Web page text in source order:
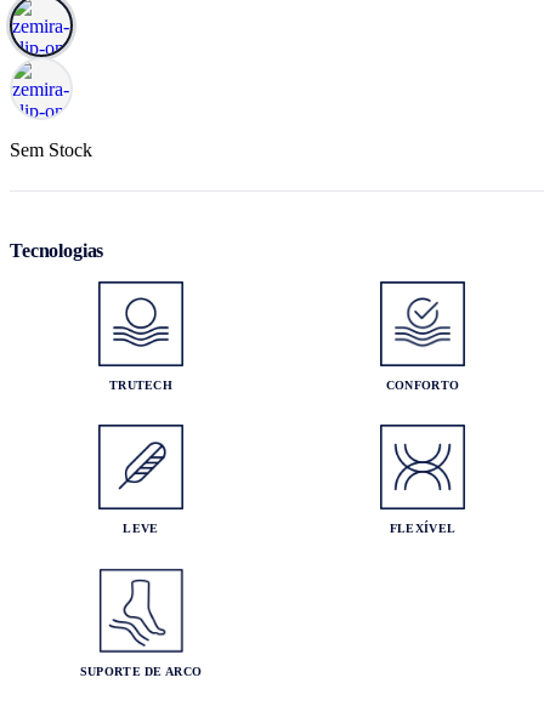
Sem Stock
Tecnologias
TRUTECH CONFORTO
LEVE FLEXÍVEL
SUPORTE DE ARCO